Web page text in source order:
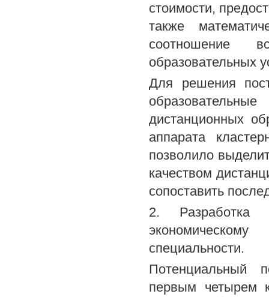
стоимости,
также
соотношение
образовательных
Для решения
дистанционных
аппарата
позволило
качеством
сопоставить
2. Разработка
специальности.
Потенциальный
первым четырем